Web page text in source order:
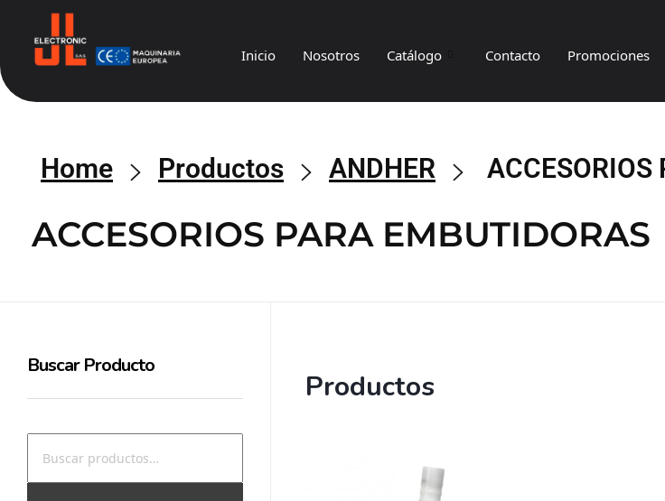
Inicio Nosotros Catálogo Contacto Promociones
Home Productos ANDHER ACCESORIOS
ACCESORIOS PARA EMBUTIDORAS
Productos
Buscar Producto